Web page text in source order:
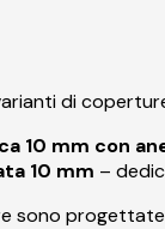
di
10 mm con
10 mm –
sono